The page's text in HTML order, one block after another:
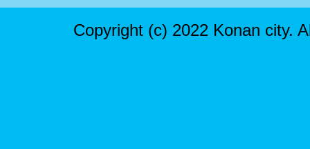
Copyright (c) 2022 Konan city.